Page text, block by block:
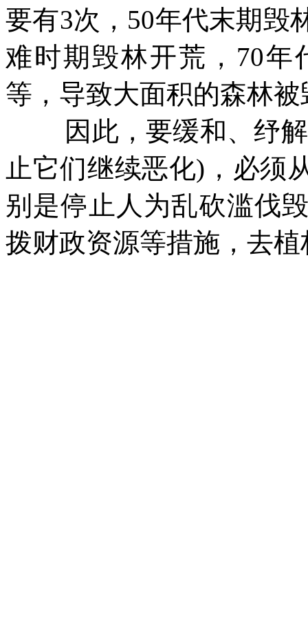
要有3次，50年代末期毁
难时期毁林开荒，70
等，导致大面积的森林
因此，要缓和、纾
止它们继续恶化)，必须
别是停止人为乱砍滥伐
拨财政资源等措施，去